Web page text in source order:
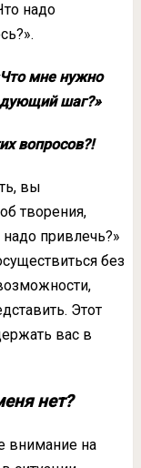
надо
мне нужно
шаг?»
вопросов?!
вы
творения,
надо привлечь?»
без
Этот
вас в
нет?
внимание на